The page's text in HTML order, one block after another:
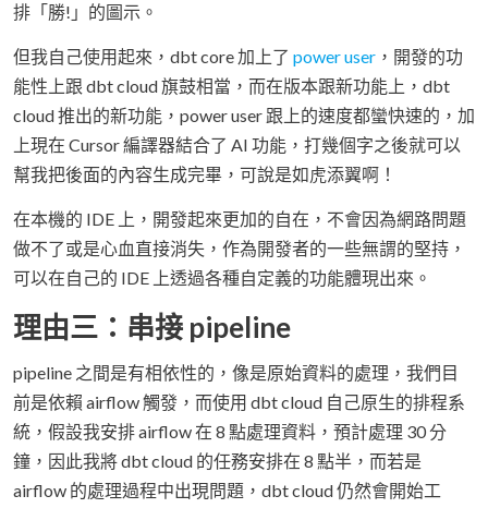
排「勝!」的圖示。
但我自己使用起來，dbt core 加上了 power user ，開發的功
能性上跟 dbt cloud 旗鼓相當，而在版本跟新功能上，dbt
cloud 推出的新功能，power user 跟上的速度都蠻快速的，加
上現在 Cursor 編譯器結合了 AI 功能，打幾個字之後就可以
幫我把後面的內容生成完畢，可說是如虎添翼啊！
在本機的 IDE 上，開發起來更加的自在，不會因為網路問題
做不了或是心血直接消失，作為開發者的一些無謂的堅持，
可以在自己的 IDE 上透過各種自定義的功能體現出來。
理由三：串接 pipeline
pipeline 之間是有相依性的，像是原始資料的處理，我們目
前是依賴 airflow 觸發，而使用 dbt cloud 自己原生的排程系
統，假設我安排 airflow 在 8 點處理資料，預計處理 30 分
鐘，因此我將 dbt cloud 的任務安排在 8 點半，而若是
airflow 的處理過程中出現問題，dbt cloud 仍然會開始工